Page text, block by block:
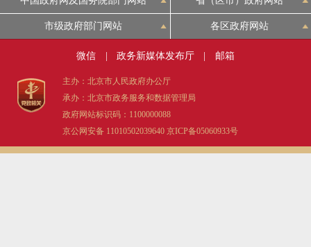
市级政府部门网站 各区政府网站
微信 政务新媒体发布厅 邮箱
主办：北京市人民政府办公厅
承办：北京市政务服务和数据管理局
政府网站标识码：1100000088
京公网安备 11010502039640 京ICP备05060933号